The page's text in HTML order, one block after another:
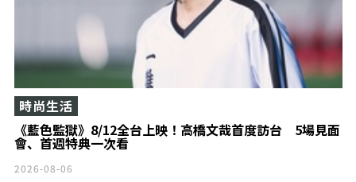
《藍色監獄》8/12全台上映！高橋文哉首度訪台 5場見面
會、首週特典一次看
時尚生活
2026-08-06